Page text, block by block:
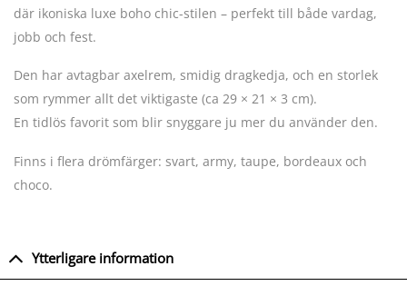
där ikoniska luxe boho chic-stilen – perfekt till både vardag,
jobb och fest.
Den har avtagbar axelrem, smidig dragkedja, och en storlek
som rymmer allt det viktigaste (ca 29 × 21 × 3 cm).
En tidlös favorit som blir snyggare ju mer du använder den.
Finns i flera drömfärger: svart, army, taupe, bordeaux och
choco.
Ytterligare information